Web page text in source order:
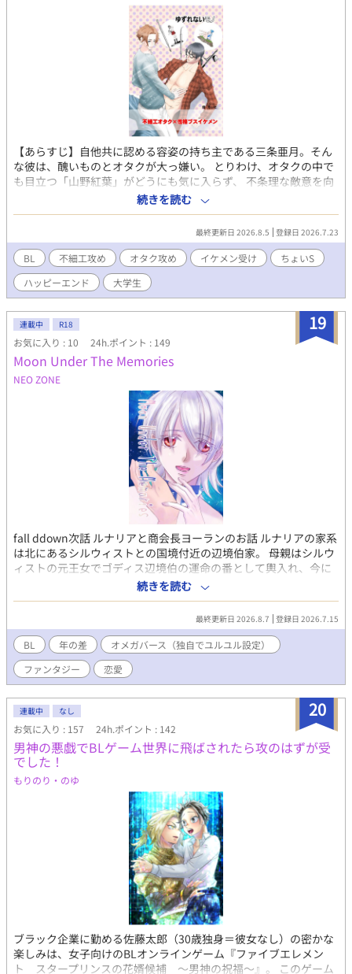
【あらすじ】自他共に認める容姿の持ち主である三条亜月。そん
な彼は、醜いものとオタクが大っ嫌い。 とりわけ、オタクの中で
も目立つ「山野紅葉」がどうにも気に入らず、 不条理な敵意を向
けていた。 だがそんなある日、とうとうキレた山野からレイプさ
れ、その一部始終を動画に撮られてしまう。 その動画をネタに、
身体の関係を強要されるとおもいきや、 「ばらされたくなけれ
ば、もう僕に関わらないで」 と、逆のことを言われてしまい
―――！？ ■この作品は、先に投稿していた小説「ゆずれないモ
ノ」をコミカライズしたものです。 よろしければ、そちらもどう
ぞ！
続きを読む
最終更新日 2026.8.5 登録日 2026.7.23
BL 不細工攻め オタク攻め イケメン受け
ちょいS
ハッピーエンド
大学生
19
連載中 R18
お気に入り : 10 24h.ポイント : 149
Moon Under The Memories
NEO ZONE
fall ddown次話 ルナリアと商会長ヨーランのお話 ルナリアの家系
は北にあるシルウィストとの国境付近の辺境伯家。 母親はシルウ
ィストの元王女でゴディス辺境伯の運命の番として輿入れ、今に
至る だがシルウィスト女王には後継者がおらず、ルナリアやカイ
トに自身の都合がいいαをあてがい後継にしようと企んでいた ル
ナリアはヨーランと共にエスト本国に行くつもりだったが…
続きを読む
最終更新日 2026.8.7 登録日 2026.7.15
BL 年の差
オメガバース（独自でユルユル設定）
ファンタジー
恋愛
20
連載中 なし
お気に入り : 157 24h.ポイント : 142
男神の悪戯でBLゲーム世界に飛ばされたら攻のはずが受
でした！
もりのり・のゆ
ブラック企業に勤める佐藤太郎（30歳独身＝彼女なし）の密かな
楽しみは、女子向けのBLオンラインゲーム『ファイブエレメン
ト スタープリンスの花婿候補 ～男神の祝福～』。 このゲーム